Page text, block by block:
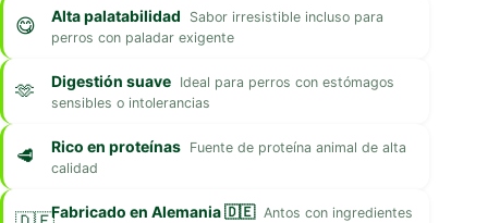
Alta palatabilidad
Sabor irresistible incluso para
perros con paladar exigente
Digestión suave Ideal para perros con estómagos
sensibles o intolerancias
Rico en proteínas Fuente de proteína animal de alta
calidad
Fabricado en Alemania 🇩🇪 Antos con ingredientes